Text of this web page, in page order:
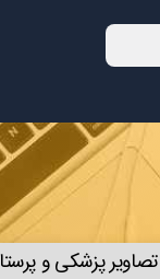
تصاویر پزشکی و